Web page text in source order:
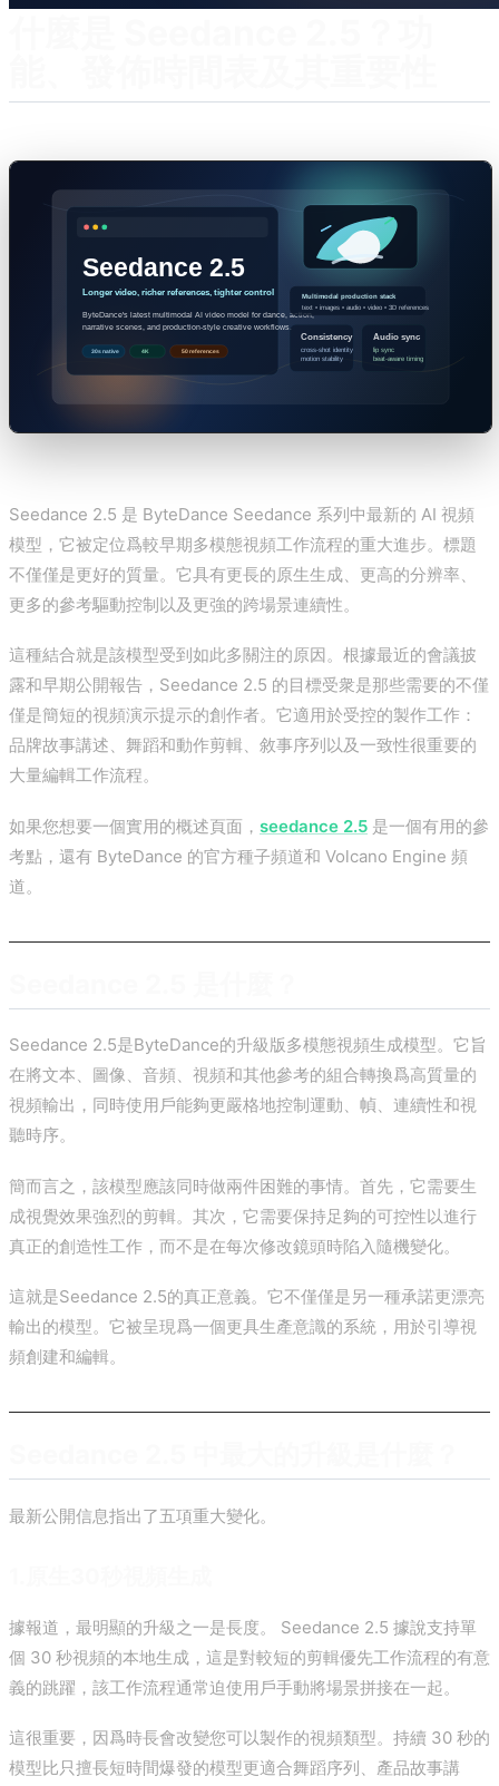
Seedance 2.5 是 ByteDance Seedance 系列中最新的 AI 視頻
模型，它被定位爲較早期多模態視頻工作流程的重大進步。標題
不僅僅是更好的質量。它具有更長的原生生成、更高的分辨率、
更多的參考驅動控制以及更強的跨場景連續性。
這種結合就是該模型受到如此多關注的原因。根據最近的會議披
露和早期公開報告，Seedance 2.5 的目標受衆是那些需要的不僅
僅是簡短的視頻演示提示的創作者。它適用於受控的製作工作：
品牌故事講述、舞蹈和動作剪輯、敘事序列以及一致性很重要的
大量編輯工作流程。
如果您想要一個實用的概述頁面， seedance 2.5 是一個有用的參
考點，還有 ByteDance 的官方種子頻道和 Volcano Engine 頻
道。
Seedance 2.5是ByteDance的升級版多模態視頻生成模型。它旨
在將文本、圖像、音頻、視頻和其他參考的組合轉換爲高質量的
視頻輸出，同時使用戶能夠更嚴格地控​​制運動、幀、連續性和視
聽時序。
簡而言之，該模型應該同時做兩件困難的事情。首先，它需要生
成視覺效果強烈的剪輯。其次，它需要保持足夠的可控性以進行
真正的創造性工作，而不是在每次修改鏡頭時陷入隨機變化。
這就是Seedance 2.5的真正意義。它不僅僅是另一種承諾更漂亮
輸出的模型。它被呈現爲一個更具生產意識的系統，用於引導視
頻創建和編輯。
最新公開信息指出了五項重大變化。
據報道，最明顯的升級之一是長度。 Seedance 2.5 據說支持單
個 30 秒視頻的本地生成，這是對較短的剪輯優先工作流程的有意
義的跳躍，該工作流程通常迫使用戶手動將場景拼接在一起。
這很重要，因爲時長會改變您可以製作的視頻類型。持續 30 秒的
模型比只擅長短時間爆發的模型更適合舞蹈序列、產品​​故事講